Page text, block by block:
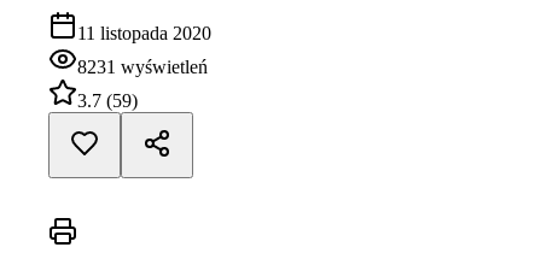
11 listopada 2020
8231 wyświetleń
3.7 (59)